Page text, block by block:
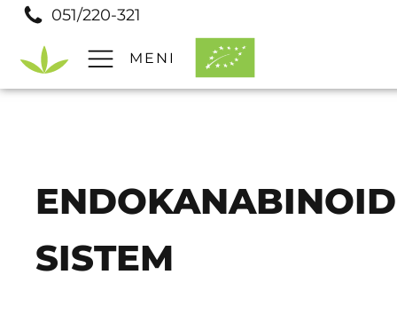
051/220-321
MENI
SISTEM